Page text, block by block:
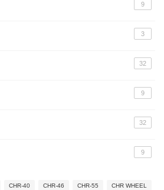
9
3
32
9
32
9
CHR-40 CHR-46 CHR-55 CHR WHEEL